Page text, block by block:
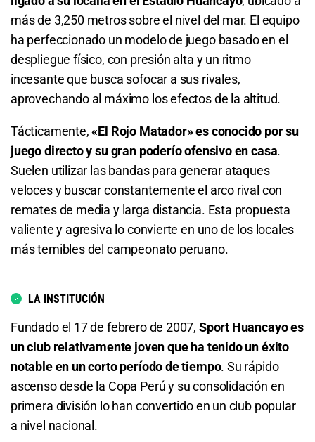
S/ 6,40
Total de Goles - Menos de 2.5
2.20 S/ 22
2.59 S/ 25,90 S/ 15,90
Total de Goles - Menos de 3.5
1.47 S/ 14,70 S/ 4,70
Total de Goles - Más de 4.5
Total de Goles - Menos de 4.5
1.19 S/ 11,90 S/ 1,90
Total de Goles - Más de 6.5
más de 3,250 metros sobre el nivel del mar. El equipo
ha perfeccionado un modelo de juego basado en el
despliegue físico, con presión alta y un ritmo
incesante que busca sofocar a sus rivales,
aprovechando al máximo los efectos de la altitud.
Tácticamente,«El Rojo Matador» es conocido por su
juego directo y su gran poderío ofensivo en casa.
Suelen utilizar las bandas para generar ataques
veloces y buscar constantemente el arco rival con
remates de media y larga distancia. Esta propuesta
valiente y agresiva lo convierte en uno de los locales
más temibles del campeonato peruano.
LA INSTITUCIÓN
Fundado el 17 de febrero de 2007, Sport Huancayo es
un club relativamente joven que ha tenido un éxito
notable en un corto período de tiempo. Su rápido
ascenso desde la Copa Perú y su consolidación en
primera división lo han convertido en un club popular
a nivel nacional.